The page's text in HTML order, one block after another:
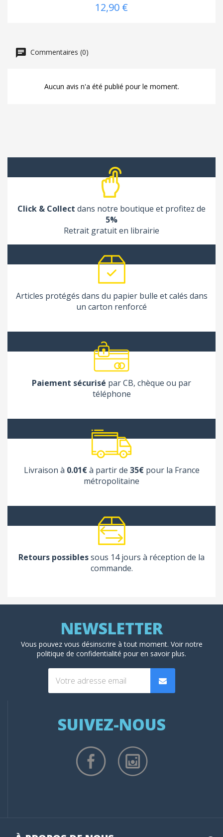
12,90 €
Commentaires (0)
Aucun avis n'a été publié pour le moment.
Click & Collect dans notre boutique et profitez de
5%
Retrait gratuit en librairie
Articles protégés dans du papier bulle et calés dans
un carton renforcé
Paiement sécurisé par CB, chèque ou par
téléphone
Livraison à 0.01€à partir de 35€pour la France
métropolitaine
Retours possiblessous 14 jours à réception de la
commande.
Vous pouvez vous désinscrire à tout moment. Voir notre
politique de confidentialité pour en savoir plus.
SUIVEZ-NOUS